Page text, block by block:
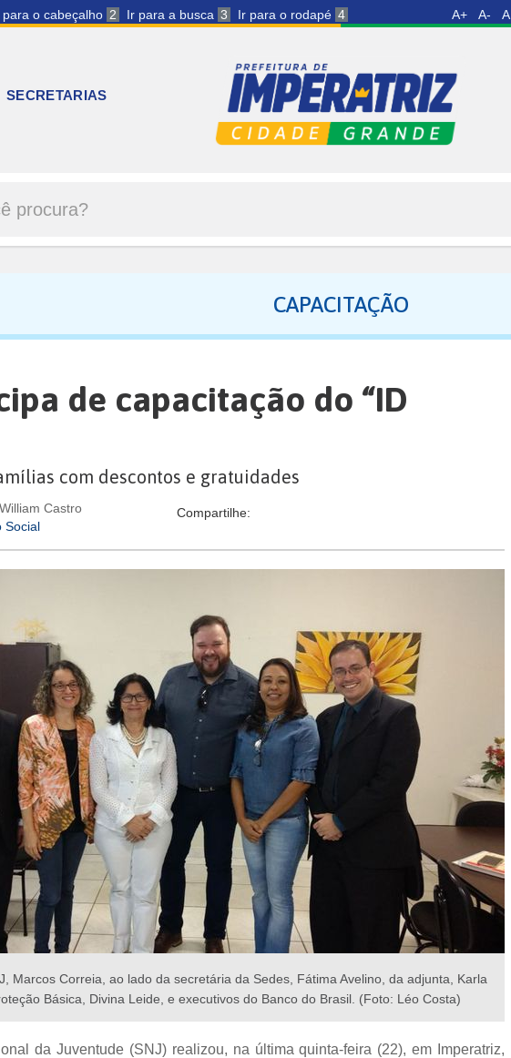
para o cabeçalho 2 Ir para a busca 3 Ir para o rodapé 4 A+ A- A
SECRETARIAS
CAPACITAÇÃO
de capacitação do “ID
com descontos e gratuidades
Castro
Social
Compartilhe:
Marcos Correia, ao lado da secretária da Sedes, Fátima Avelino, da adjunta, Karla
Básica, Divina Leide, e executivos do Banco do Brasil. (Foto: Léo Costa)
Juventude (SNJ) realizou, na última quinta-feira (22), em Imperatriz,